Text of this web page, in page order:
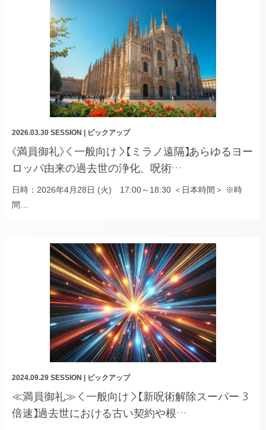
2026.03.30 SESSION ピックアップ
《満員御礼》＜一般向け＞【ミラノ遠隔】あらゆるヨー
ロッパ由来の過去世の浄化、呪術…
日時：2026年4月28日 (火) 17:00～18:30 ＜日本時間＞ ※時
間…
2024.09.29 SESSION ピックアップ
≪満員御礼≫＜一般向け＞【新呪術解除スーパー 3
倍速】過去世における古い契約や根…